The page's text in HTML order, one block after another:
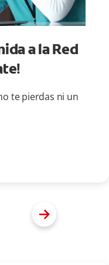
a la Red
te pierdas ni un